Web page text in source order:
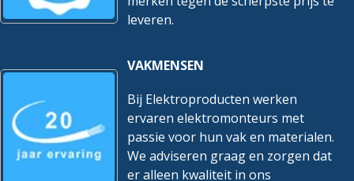
leveren.
VAKMENSEN
Bij Elektroproducten werken
ervaren elektromonteurs met
passie voor hun vak en materialen.
We adviseren graag en zorgen dat
er alleen kwaliteit in ons